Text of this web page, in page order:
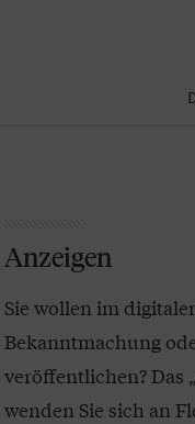
Anzeigen
Sie wollen im
Bekanntmachung
veröffentlichen? Das
wenden Sie sich an